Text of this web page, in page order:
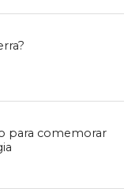
para comemorar